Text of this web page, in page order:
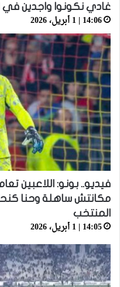
غادي نكونوا واجدين في
14:06 | 1 أبريل، 2026
فيديو.. بونو: اللاعبين
مكانتش ساهلة وحنا
المنتخب
14:05 | 1 أبريل، 2026